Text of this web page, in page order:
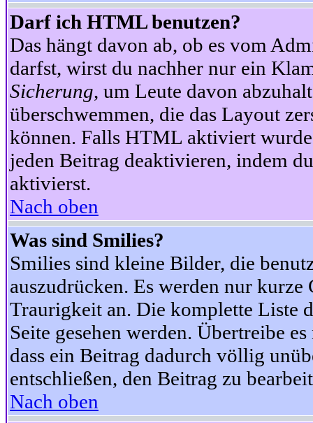
Darf ich HTML benutzen?
Das hängt davon ab, ob es vom
darfst, wirst du nachher nur ein
Sicherung, um Leute davon
überschwemmen, die das Layout
können. Falls HTML aktiviert
jeden Beitrag deaktivieren, indem
aktivierst.
Nach oben
Was sind Smilies?
Smilies sind kleine Bilder, die
auszudrücken. Es werden nur
Traurigkeit an. Die komplette Liste
Seite gesehen werden. Übertreibe
dass ein Beitrag dadurch völlig
entschließen, den Beitrag zu
Nach oben